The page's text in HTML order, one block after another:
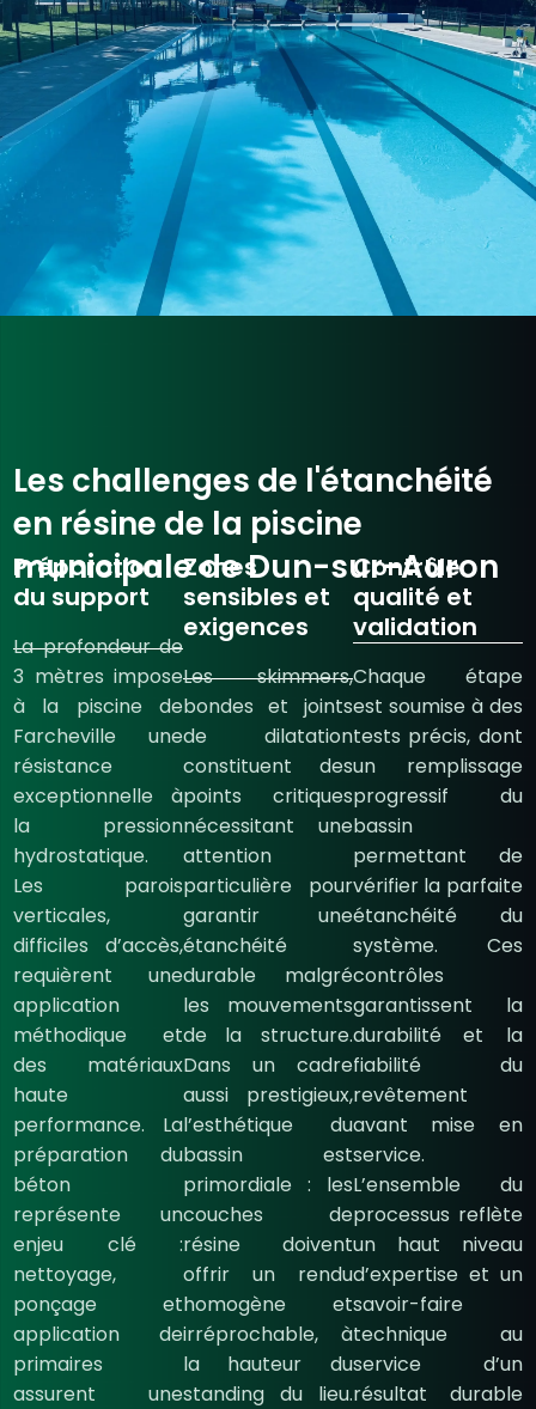
Les challenges de l'étanchéité
en résine de la piscine
municipale de Dun-sur-Auron
Préparation
du support
La profondeur de
3 mètres impose
à la piscine de
Farcheville une
résistance
exceptionnelle à
la pression
hydrostatique.
Les parois
verticales,
difficiles d’accès,
requièrent une
application
méthodique et
des matériaux
haute
performance. La
préparation du
béton
représente un
enjeu clé :
nettoyage,
ponçage et
application de
primaires
assurent une
Zones
sensibles et
exigences
Les skimmers,
bondes et joints
de dilatation
constituent des
points critiques
nécessitant une
attention
particulière pour
garantir une
étanchéité
durable malgré
les mouvements
de la structure.
Dans un cadre
aussi prestigieux,
l’esthétique du
bassin est
primordiale : les
couches de
résine doivent
offrir un rendu
homogène et
irréprochable, à
la hauteur du
standing du lieu.
Contrôle
qualité et
validation
Chaque étape
est soumise à des
tests précis, dont
un remplissage
progressif du
bassin
permettant de
vérifier la parfaite
étanchéité du
système. Ces
contrôles
garantissent la
durabilité et la
fiabilité du
revêtement
avant mise en
service.
L’ensemble du
processus reflète
un haut niveau
d’expertise et un
savoir-faire
technique au
service d’un
résultat durable